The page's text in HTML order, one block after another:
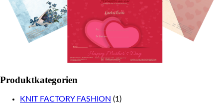
Produktkategorien
KNIT FACTORY FASHION (1)